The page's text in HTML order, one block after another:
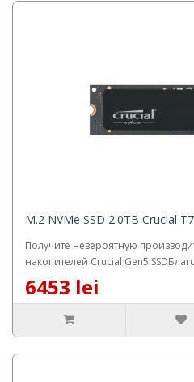
M.2 NVMe SSD 2.0TB Crucial
Получите невероятную
накопителей Crucial Gen5
6453 lei